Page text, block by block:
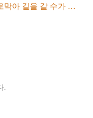
길을 갈 수가 없는 꿈
.